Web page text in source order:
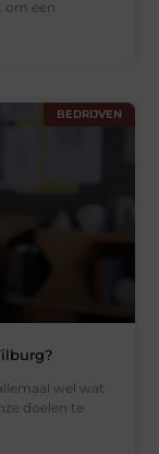
om een
BEDRIJVEN
wel wat
doelen te